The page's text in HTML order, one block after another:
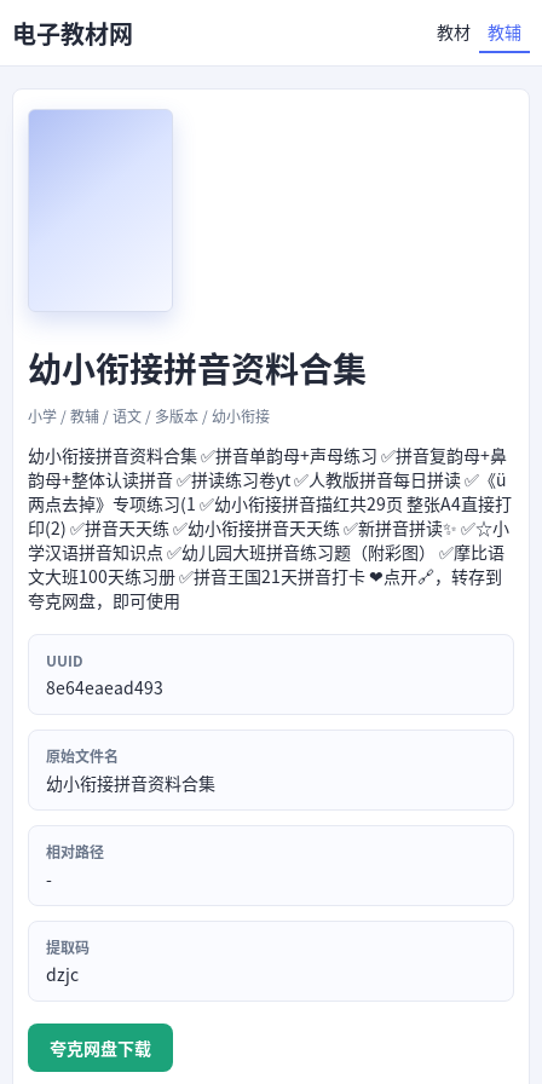
电子教材网 教材 教辅
幼小衔接拼音资料合集
小学 / 教辅 / 语文 / 多版本 / 幼小衔接
幼小衔接拼音资料合集 ✅拼音单韵母+声母练习 ✅拼音复韵母+鼻
韵母+整体认读拼音 ✅拼读练习卷yt ✅人教版拼音每日拼读 ✅《ü
两点去掉》专项练习(1 ✅幼小衔接拼音描红共29页 整张A4直接打
印(2) ✅拼音天天练 ✅幼小衔接拼音天天练 ✅新拼音拼读✨ ✅☆小
学汉语拼音知识点 ✅幼儿园大班拼音练习题（附彩图） ✅摩比语
文大班100天练习册 ✅拼音王国21天拼音打卡 ❤点开🔗，转存到
夸克网盘，即可使用
UUID
8e64eaead493
原始文件名
幼小衔接拼音资料合集
相对路径
-
提取码
dzjc
夸克网盘下载